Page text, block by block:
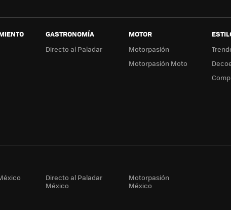
GASTRONOMÍA
Directo al Paladar
MOTOR
Motorpasión
Motorpasión Moto
Directo al Paladar
México
Motorpasión
México